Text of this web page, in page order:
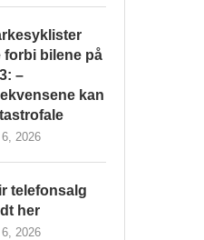
forbi bilene på
–
kan
2026
telefonsalg
her
2026